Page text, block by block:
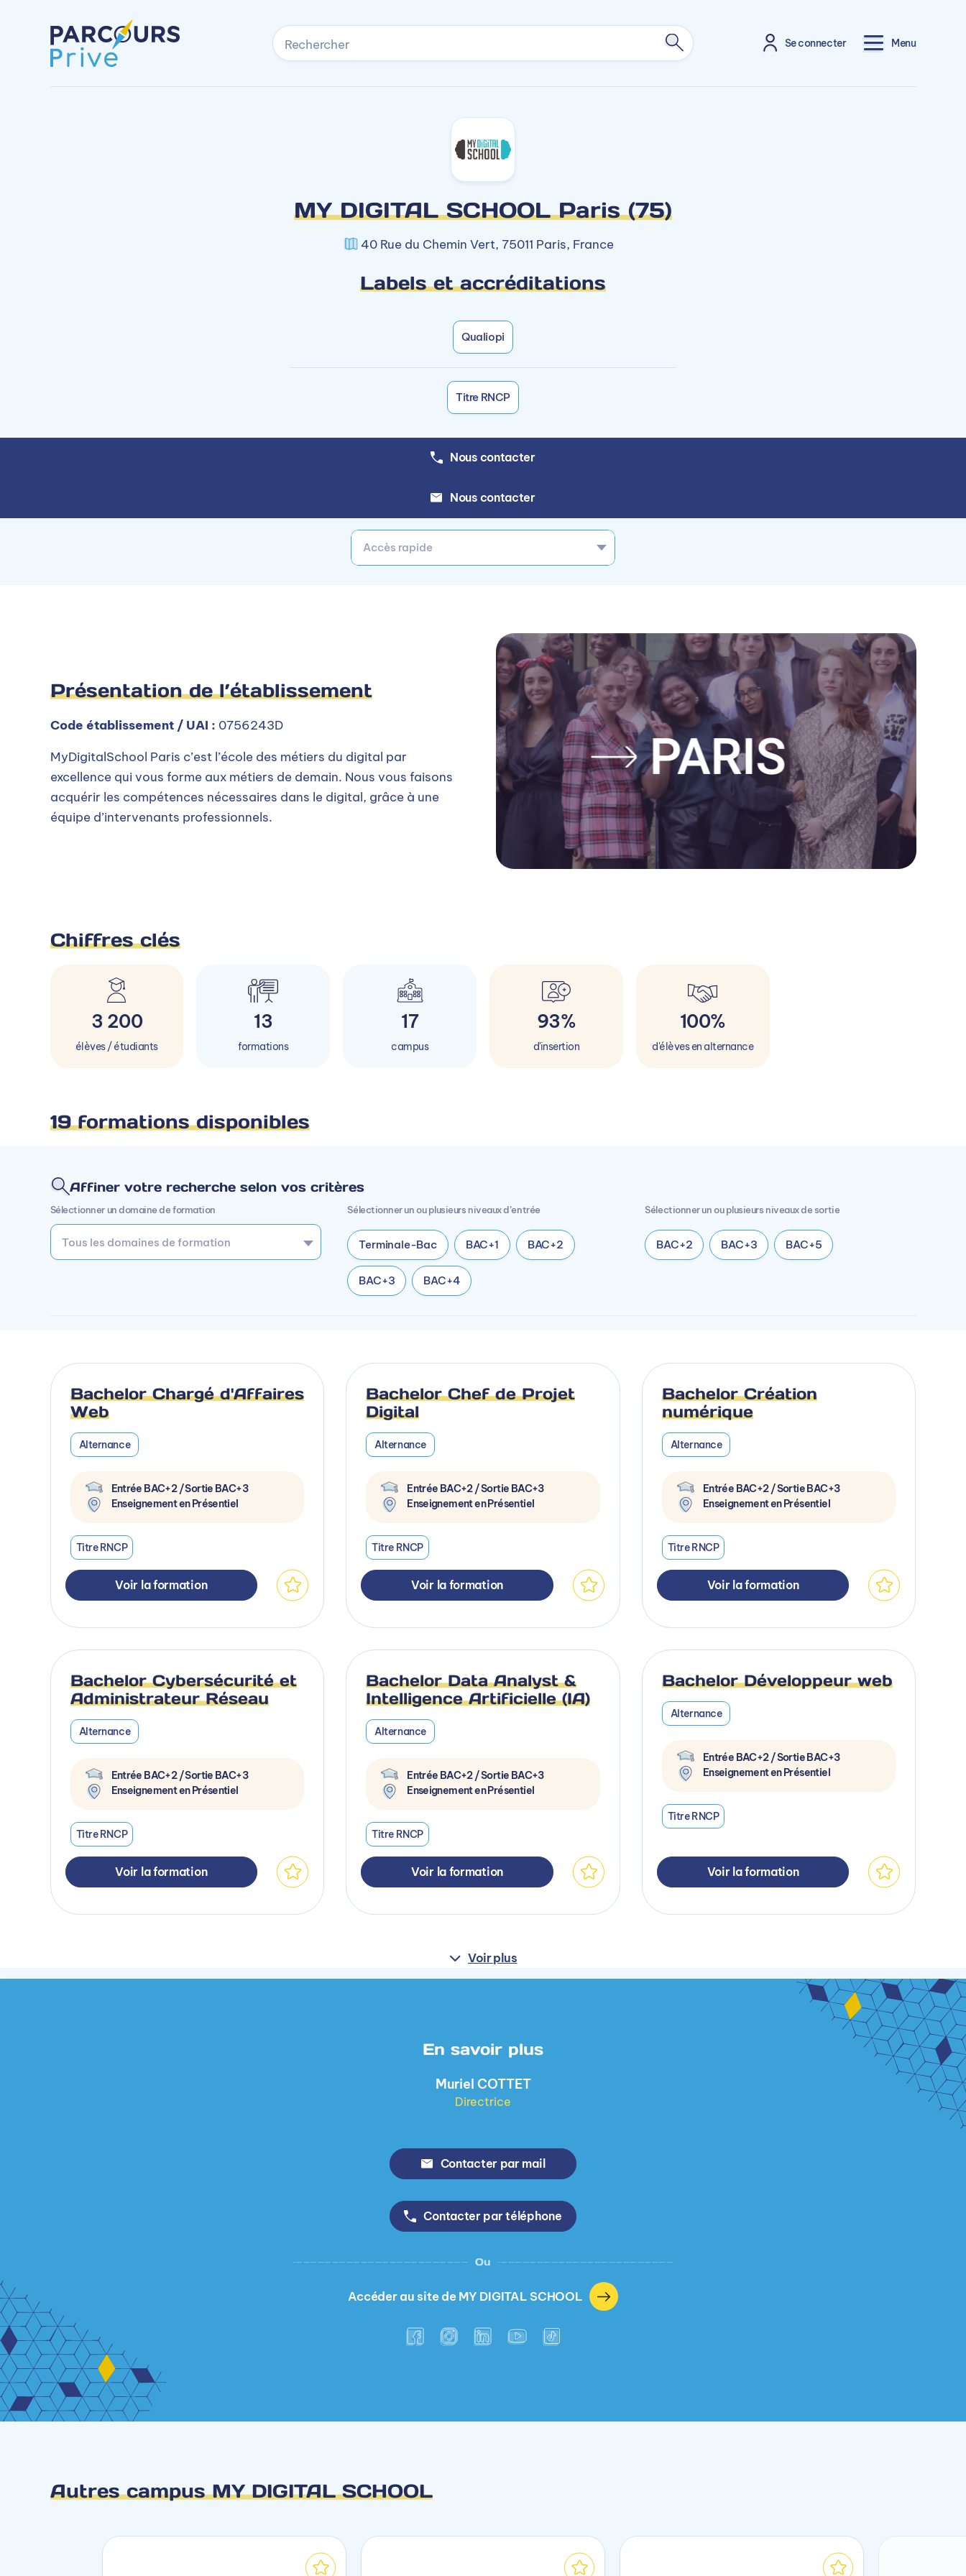
Rechercher Se connecter Menu
MY DIGITAL SCHOOL Paris (75)
40 Rue du Chemin Vert, 75011 Paris, France
Labels et accréditations
Qualiopi
Titre RNCP
Nous contacter
Nous contacter
Accès rapide
Présentation de l’établissement
Code établissement / UAI : 0756243D
MyDigitalSchool Paris c’est l’école des métiers du digital par
excellence qui vous forme aux métiers de demain. Nous vous faisons
acquérir les compétences nécessaires dans le digital, grâce à une
équipe d’intervenants professionnels.
Chiffres clés
3 200
élèves / étudiants
13
formations
17
campus
93%
d'insertion
100%
d'élèves en alternance
19 formations disponibles
Affiner votre recherche selon vos critères
Sélectionner un domaine de formation Sélectionner un ou plusieurs niveaux d’entrée
Terminale-Bac BAC+1 BAC+2
BAC+3 BAC+4
Sélectionner un ou plusieurs niveaux de sortie
BAC+2 BAC+3 BAC+5
Bachelor Chargé d'Affaires
Web
Alternance
Entrée BAC+2 / Sortie BAC+3
Enseignement en Présentiel
Titre RNCP
Voir la formation
Bachelor Chef de Projet
Digital
Alternance
Entrée BAC+2 / Sortie BAC+3
Enseignement en Présentiel
Titre RNCP
Voir la formation
Bachelor Création
numérique
Alternance
Entrée BAC+2 / Sortie BAC+3
Enseignement en Présentiel
Titre RNCP
Voir la formation
Bachelor Cybersécurité et
Administrateur Réseau
Alternance
Entrée BAC+2 / Sortie BAC+3
Enseignement en Présentiel
Titre RNCP
Voir la formation
Bachelor Data Analyst &
Intelligence Artificielle (IA)
Alternance
Entrée BAC+2 / Sortie BAC+3
Enseignement en Présentiel
Titre RNCP
Voir la formation
Bachelor Développeur web
Alternance
Entrée BAC+2 / Sortie BAC+3
Enseignement en Présentiel
Titre RNCP
Voir la formation
Voir plus
En savoir plus
Muriel COTTET
Directrice
Contacter par mail
Contacter par téléphone
Ou
Accéder au site de MY DIGITAL SCHOOL
Autres campus MY DIGITAL SCHOOL